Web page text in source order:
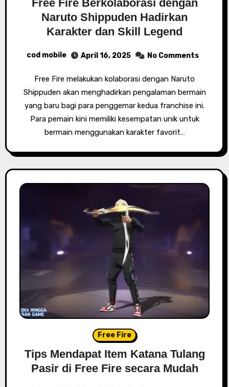
Free Fire Berkolaborasi dengan
Naruto Shippuden Hadirkan
Karakter dan Skill Legend
cod mobile April 16, 2025 No Comments
Free Fire melakukan kolaborasi dengan Naruto
Shippuden akan menghadirkan pengalaman bermain
yang baru bagi para penggemar kedua franchise ini.
Para pemain kini memiliki kesempatan unik untuk
bermain menggunakan karakter favorit…
Free Fire
Tips Mendapat Item Katana Tulang
Pasir di Free Fire secara Mudah